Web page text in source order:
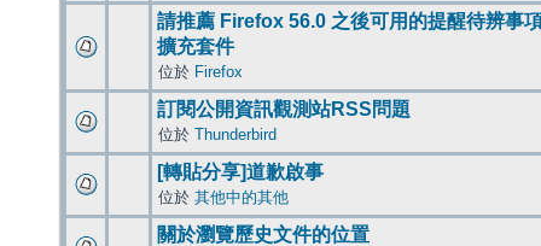
請推薦 Firefox 56.0 之後可用的提醒待辨事
擴充套件
位於 Firefox
訂閱公開資訊觀測站RSS問題
位於 Thunderbird
[轉貼分享]道歉啟事
位於 其他中的其他
關於瀏覽歷史文件的位置